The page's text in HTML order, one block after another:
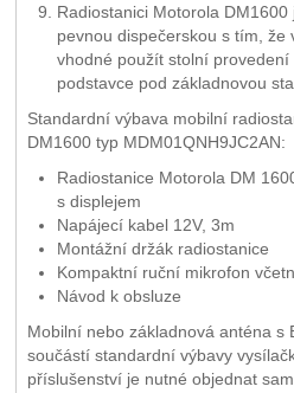
Radiostanici Motorola
pevnou dispečerskou s tím, že
vhodné použít stolní provedení
podstavce pod základnovou
Standardní výbava mobilní
DM1600 typ MDM01QNH9JC2AN:
Radiostanice Motorola DM
s displejem
Napájecí kabel 12V, 3m
Montážní držák radiostanice
Kompaktní ruční mikrofon
Návod k obsluze
Mobilní nebo základnová anténa s
součástí standardní výbavy
příslušenství je nutné objednat